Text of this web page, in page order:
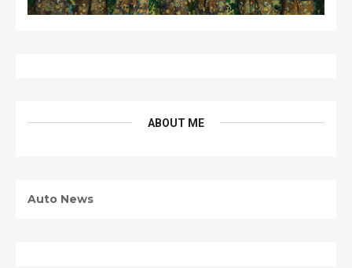
ABOUT ME
Auto News